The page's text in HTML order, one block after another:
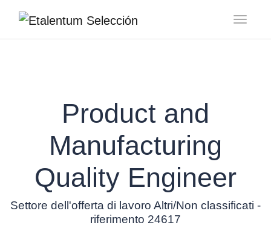
Product and
Manufacturing
Quality Engineer
Settore dell'offerta di lavoro Altri/Non classificati -
riferimento 24617